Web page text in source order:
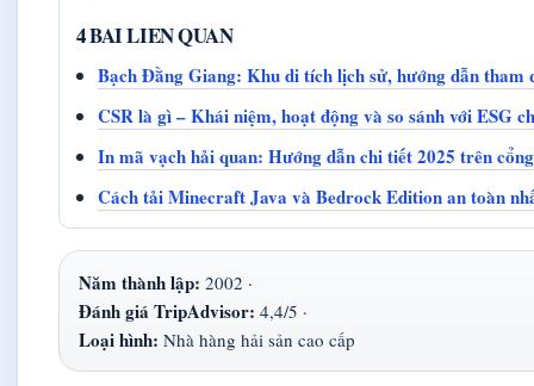
4 BAI LIEN QUAN
Bạch Đằng Giang: Khu di tích lịch sử, hướng dẫn tham
CSR là gì – Khái niệm, hoạt động và so sánh với ESG
In mã vạch hải quan: Hướng dẫn chi tiết 2025 trên
Cách tải Minecraft Java và Bedrock Edition an toàn
Năm thành lập: 2002 ·
Đánh giá TripAdvisor: 4,4/5 ·
Loại hình: Nhà hàng hải sản cao cấp